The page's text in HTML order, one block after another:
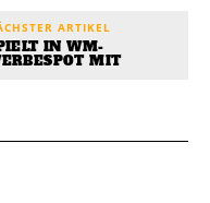
ARTIKEL
IN WM-
MIT